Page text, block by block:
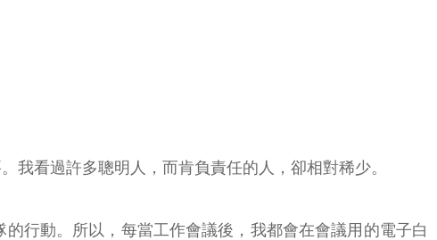
看過許多聰明人，而肯負責任的人，卻相對稀少。
行動。所以，每當工作會議後，我都會在會議用的電子白